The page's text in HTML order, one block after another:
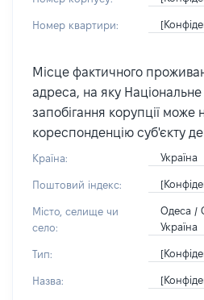
Номер квартири:
Місце фактичного
адреса, на яку Національне
запобігання корупції може
кореспонденцію суб'єкту
Країна: Україна
Поштовий індекс:
Місто, селище чи
село:
Одеса /
Україна
Тип:
Назва: